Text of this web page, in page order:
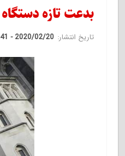
بدعت تازه
تاریخ انتشار: 2020/02/20 - 8:41 ق.ظ